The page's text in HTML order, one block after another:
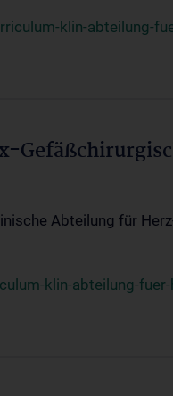
klin-abteilung-
Abteilung für
klin-abteilung-